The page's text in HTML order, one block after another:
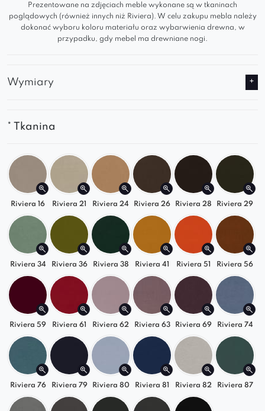
Miękkie siedzisko zapewnia wysoki komfort
siedzenia
Wyprofilowane oparcie wspiera plecy i
Smukłe nogi gwarantują stabilność i
Pasuje do każdego stylu
loftowych
Uniwersalna forma bez podłokietników
sprawdzi się nawet w mniejszych
Dostępne w wielu wariantach
kolorystycznych i wykończeniowych
wprowadź do swojego wnętrza odrobinę
designerskiego charakteru. To wygodne,
nowoczesne krzesło, które idealnie łączy styl i
funkcjonalność
* Prezentowany model na zdjęciu posiada
czarne nogi ze złotymi końcówkami jako dodatek
oraz mocowanie nóg w kolorze czarnym.
Prezentowane na zdjęciach meble wykonane są w tkaninach
poglądowych (również innych niż Riviera). W celu zakupu mebla należy
dokonać wyboru koloru materiału oraz wybarwienia drewna, w
przypadku, gdy mebel ma drewniane nogi.
Wymiary
* Tkanina
Riviera 16 Riviera 21 Riviera 24 Riviera 26 Riviera 28 Riviera 29
Riviera 34 Riviera 36 Riviera 38 Riviera 41 Riviera 51 Riviera 56
Riviera 59 Riviera 61 Riviera 62 Riviera 63 Riviera 69 Riviera 74
Riviera 76 Riviera 79 Riviera 80 Riviera 81 Riviera 82 Riviera 87